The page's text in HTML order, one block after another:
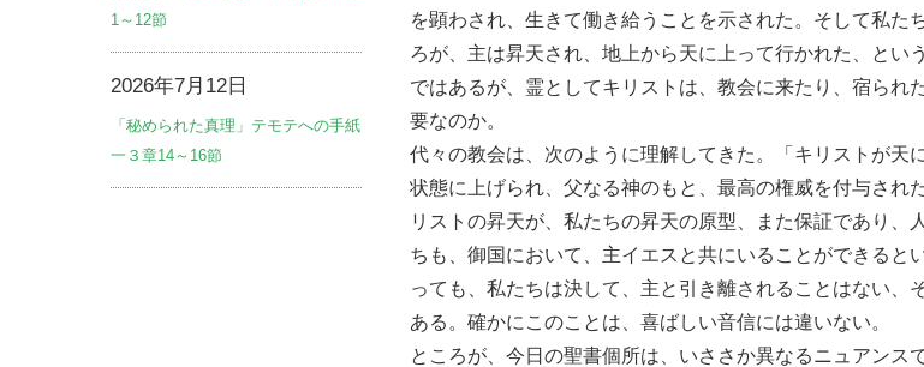
を顕わされ、生きて働き給うことを示された。そして私た
ろが、主は昇天され、地上から天に上って行かれた、と
ではあるが、霊としてキリストは、教会に来たり、宿ら
要なのか。
代々の教会は、次のように理解してきた。「キリストが
状態に上げられ、父なる神のもと、最高の権威を付与され
リストの昇天が、私たちの昇天の原型、また保証であり
ちも、御国において、主イエスと共にいることができる
っても、私たちは決して、主と引き離されることはない
ある。確かにこのことは、喜ばしい音信には違いない。
ところが、今日の聖書個所は、いささか異なるニュアン
1～12節
2026年7月12日
「秘められた真理」テモテへの手紙
一３章14～16節